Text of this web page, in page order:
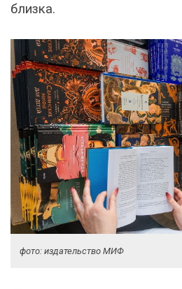
близка.
фото: издательство МИФ